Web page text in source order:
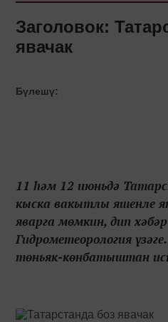
Заголовок:
явачак
Бүлешү:
11 һәм 12 июньдә
кыска вакытлы яшенле
яварга мөмкин, дип
Гидрометеорология
төньяк-көнбатыштан